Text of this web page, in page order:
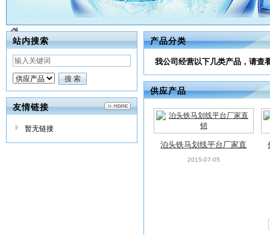
站内搜索
友情链接
暂无链接
产品分类
我公司经营以下几类产品，请查
供应产品
泊头铁马划线平台厂家直
销
2015-07-05